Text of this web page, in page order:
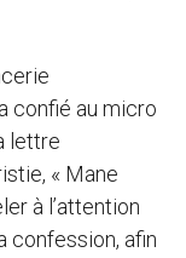
confié au micro
lettre
« Mane
à l’attention
confession, afin